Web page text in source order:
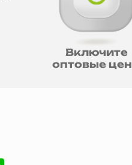
Включите
оптовые